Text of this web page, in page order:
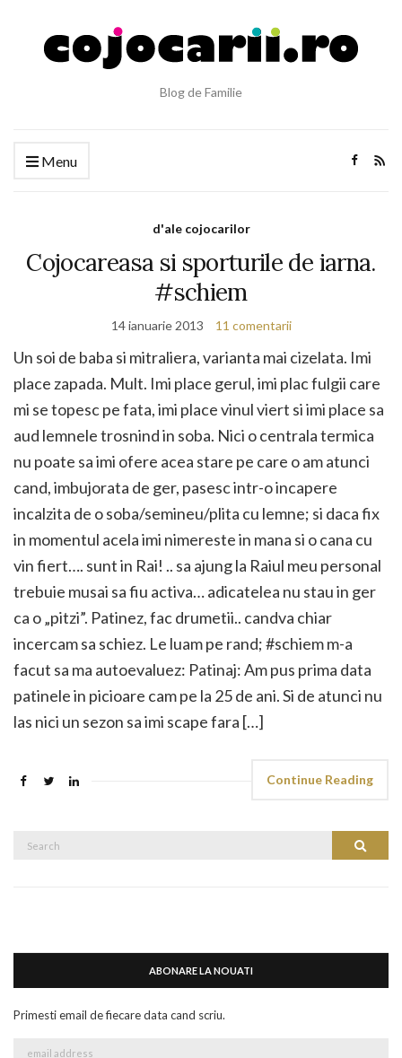
Blog de Familie
Menu
d'ale cojocarilor
Cojocareasa si sporturile de iarna.
#schiem
14 ianuarie 2013 11 comentarii
Un soi de baba si mitraliera, varianta mai cizelata. Imi
place zapada. Mult. Imi place gerul, imi plac fulgii care
mi se topesc pe fata, imi place vinul viert si imi place sa
aud lemnele trosnind in soba. Nici o centrala termica
nu poate sa imi ofere acea stare pe care o am atunci
cand, imbujorata de ger, pasesc intr-o incapere
incalzita de o soba/semineu/plita cu lemne; si daca fix
in momentul acela imi nimereste in mana si o cana cu
vin fiert…. sunt in Rai! .. sa ajung la Raiul meu personal
trebuie musai sa fiu activa… adicatelea nu stau in ger
ca o „pitzi”. Patinez, fac drumetii.. candva chiar
incercam sa schiez. Le luam pe rand; #schiem m-a
facut sa ma autoevaluez: Patinaj: Am pus prima data
patinele in picioare cam pe la 25 de ani. Si de atunci nu
las nici un sezon sa imi scape fara […]
Continue Reading
Search
ABONARE LA NOUATI
Primesti email de fiecare data cand scriu.